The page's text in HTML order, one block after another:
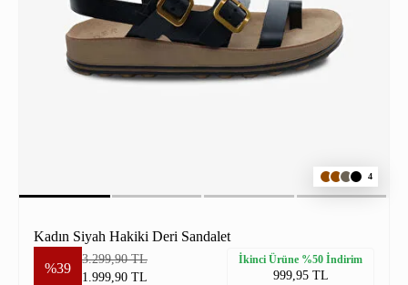
4
Kadın Siyah Hakiki Deri Sandalet
%39
3.299,90 TL
1.999,90 TL
İkinci Ürüne %50 İndirim
999,95 TL